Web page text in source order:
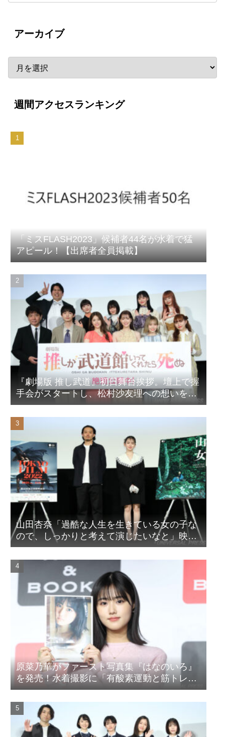
アーカイブ
週間アクセスランキング
「ミスFLASH2023」候補者44名が水着で猛
アピール！【出席者全員掲載】
『劇場版 推し武道』初日舞台挨拶。壇上で握
手会がスタートし、松村沙友理への想いをア
ピール！？
山田杏奈「過酷な人生を生きている女の子な
ので、しっかりと考えて演じたいなと」映画
『山女』東京国際映画祭Q&A
原菜乃華がファースト写真集『はなのいろ』
を発売！水着撮影に「有酸素運動と筋トレを
頑張りました」